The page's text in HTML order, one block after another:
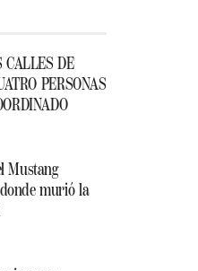
CALLES DE
PERSONAS
Mustang
murió la